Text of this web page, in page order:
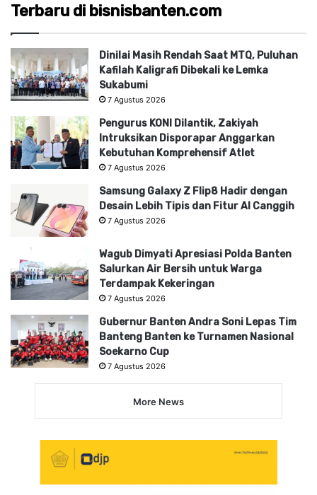
Terbaru di bisnisbanten.com
Dinilai Masih Rendah Saat MTQ, Puluhan
Kafilah Kaligrafi Dibekali ke Lemka
Sukabumi
7 Agustus 2026
Pengurus KONI Dilantik, Zakiyah
Intruksikan Disporapar Anggarkan
Kebutuhan Komprehensif Atlet
7 Agustus 2026
Samsung Galaxy Z Flip8 Hadir dengan
Desain Lebih Tipis dan Fitur AI Canggih
7 Agustus 2026
Wagub Dimyati Apresiasi Polda Banten
Salurkan Air Bersih untuk Warga
Terdampak Kekeringan
7 Agustus 2026
Gubernur Banten Andra Soni Lepas Tim
Banteng Banten ke Turnamen Nasional
Soekarno Cup
7 Agustus 2026
More News